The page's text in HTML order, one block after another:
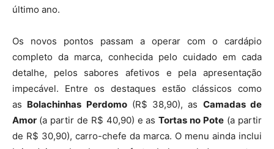
último ano.
Os novos pontos passam a operar com o cardápio
completo da marca, conhecida pelo cuidado em cada
detalhe, pelos sabores afetivos e pela apresentação
impecável. Entre os destaques estão clássicos como
as Bolachinhas Perdomo(R$ 38,90), as Camadas de
Amor (a partir de R$ 40,90) e asTortas no Pote (a partir
de R$ 30,90), carro-chefe da marca. O menu ainda inclui